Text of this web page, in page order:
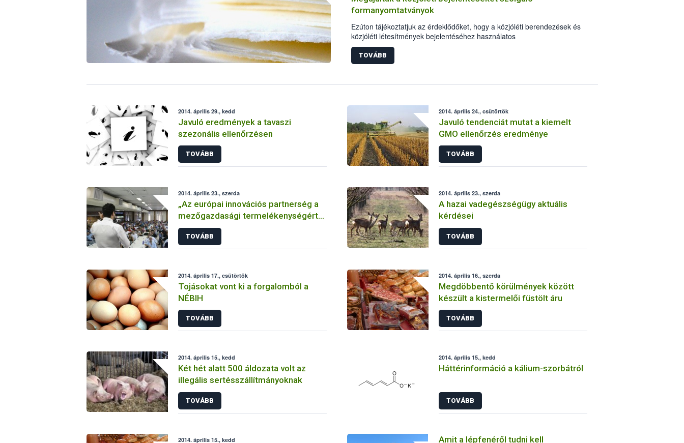
formanyomtatványok
Ezúton tájékoztatjuk az érdeklődőket, hogy a közjóléti berendezések és
közjóléti létesítmények bejelentéséhez használatos
formanyomtatványokat megújítottuk, elérhetők a Nyomtatványok között.
TOVÁBB
2014. április 29., kedd
Javuló eredmények a tavaszi
szezonális ellenőrzésen
TOVÁBB
2014. április 24., csütörtök
Javuló tendenciát mutat a kiemelt
GMO ellenőrzés eredménye
TOVÁBB
2014. április 23., szerda
„Az európai innovációs partnerség a
mezőgazdasági termelékenységért
és fenntarthatóságért” konferencia
TOVÁBB
2014. április 23., szerda
A hazai vadegészségügy aktuális
kérdései
TOVÁBB
2014. április 17., csütörtök
Tojásokat vont ki a forgalomból a
NÉBIH
TOVÁBB
2014. április 16., szerda
Megdöbbentő körülmények között
készült a kistermelői füstölt áru
TOVÁBB
2014. április 15., kedd
Két hét alatt 500 áldozata volt az
illegális sertésszállítmányoknak
TOVÁBB
2014. április 15., kedd
Háttérinformáció a kálium-szorbátról
TOVÁBB
2014. április 15., kedd Amit a lépfenéről tudni kell